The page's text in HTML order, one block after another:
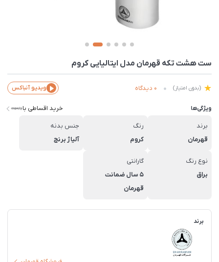
ست هشت تکه قهرمان مدل ایتالیایی کروم
(بدون امتیاز) 0 دیدگاه ویدیو آنباکس
ویژگی‌ها خرید اقساطی با
برند
قهرمان
رنگ
کروم
جنس بدنه
آلیاژ برنج
نوع رنگ
براق
گارانتی
5 سال ضمانت
قهرمان
برند